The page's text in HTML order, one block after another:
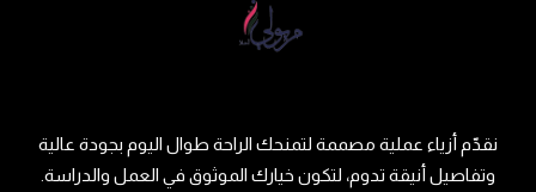
نقدّم أزياء عملية مصممة لتمنحك الراحة طوال اليوم بجودة عالية
وتفاصيل أنيقة تدوم، لتكون خيارك الموثوق في العمل والدراسة.